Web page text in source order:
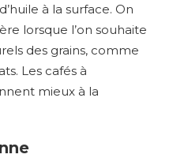
à la surface. On
lorsque l’on souhaite
des grains, comme
Les cafés à
mieux à la